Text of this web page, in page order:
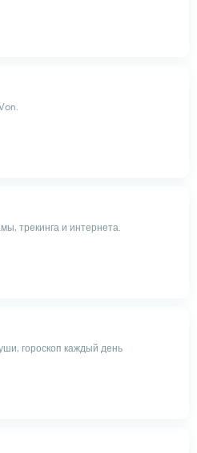
трекинга и интернета.
гороскоп каждый день